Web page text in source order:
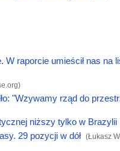
raporcie umieścił nas na
)
"Wzywamy rząd do
niższy tylko w Brazylii
29 pozycji w dół (Łukasz